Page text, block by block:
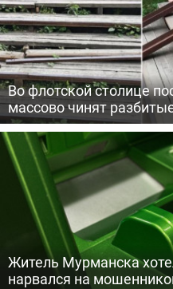
Во флотской столице
массово чинят
Житель Мурманска
нарвался на